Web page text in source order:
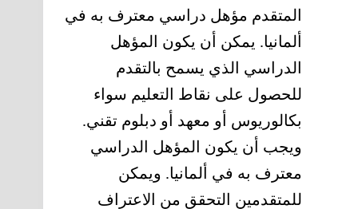
المتقدم مؤهل دراسي معترف به في
ألمانيا. يمكن أن يكون المؤهل
الدراسي الذي يسمح بالتقدم
للحصول على نقاط التعليم سواء
بكالوريوس أو معهد أو دبلوم تقني.
ويجب أن يكون المؤهل الدراسي
معترف به في ألمانيا. ويمكن
للمتقدمين التحقق من الاعتراف